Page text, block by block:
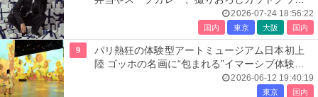
2026-07-24 18:56:22
国内 東京 大阪 国内
9
パリ熱狂の体験型アートミュージアム日本初上
陸 ゴッホの名画に“包まれる”イマーシブ体験＜
レーヴ・デ・リュミエール＞
2026-06-12 19:40:19
東京 国内